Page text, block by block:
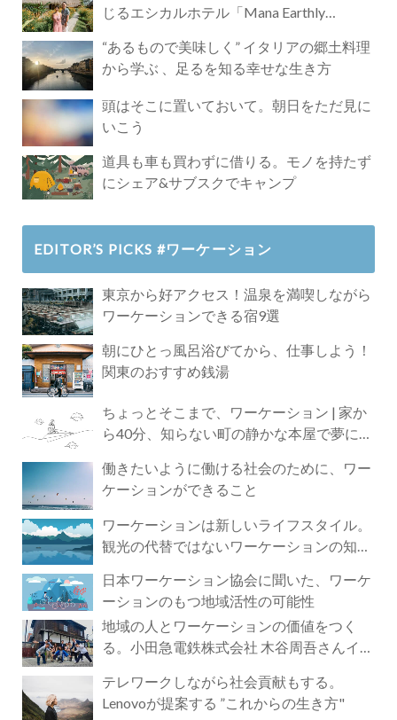
じるエシカルホテル「Mana Earthly
“あるもので美味しく” イタリアの郷土料理
から学ぶ 、足るを知る幸せな生き方
頭はそこに置いておいて。朝日をただ見に
いこう
道具も車も買わずに借りる。モノを持たず
にシェア&サブスクでキャンプ
EDITOR’S PICKS #ワーケーション
東京から好アクセス！温泉を満喫しながら
ワーケーションできる宿9選
朝にひとっ風呂浴びてから、仕事しよう！
関東のおすすめ銭湯
ちょっとそこまで、ワーケーション | 家か
ら40分、知らない町の静かな本屋で夢に近
働きたいように働ける社会のために、ワー
ケーションができること
ワーケーションは新しいライフスタイル。
観光の代替ではないワーケーションの知ら
日本ワーケーション協会に聞いた、ワーケ
ーションのもつ地域活性の可能性
地域の人とワーケーションの価値をつく
る。小田急電鉄株式会社 木谷周吾さんイン
テレワークしながら社会貢献もする。
Lenovoが提案する ”これからの生き方"